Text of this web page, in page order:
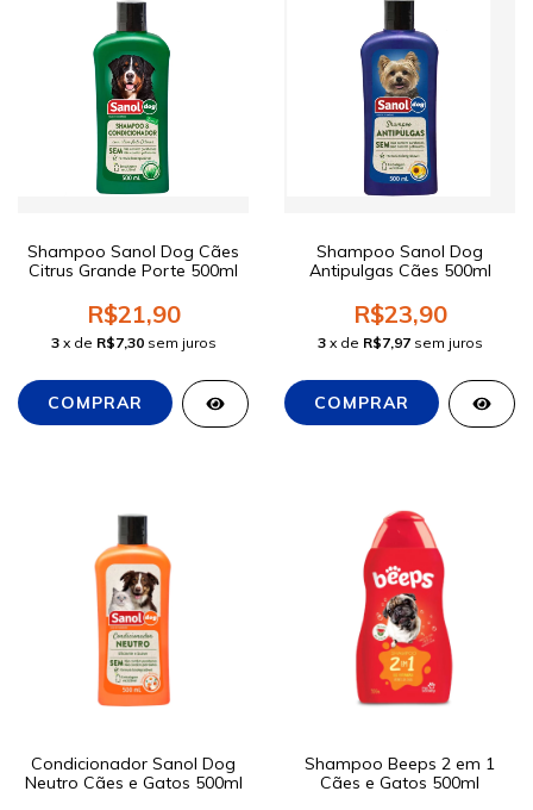
Shampoo Sanol Dog Cães
Citrus Grande Porte 500ml
R$21,90
3 x de R$7,30 sem juros
Shampoo Sanol Dog
Antipulgas Cães 500ml
R$23,90
3 x de R$7,97 sem juros
Condicionador Sanol Dog
Neutro Cães e Gatos 500ml
Shampoo Beeps 2 em 1
Cães e Gatos 500ml